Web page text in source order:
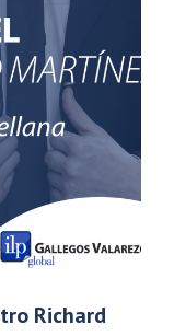
Richard